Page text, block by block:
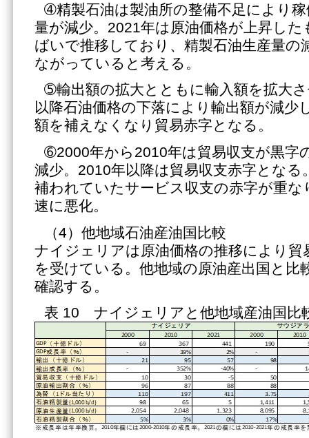
➃精製石油は製油所の整備不足により
量が減少。2021年は原油価格が上昇し
ばいで推移しており、精製石油生産量の
ながっていると考える。
➄輸出額の拡大とともに輸入額を拡大
以降石油価格の下落により輸出額が減少
額を補えなくなり貿易赤字となる。
➅2000年から2010年は貿易収支が黒字
減少。2010年以降は貿易収支赤字となる
補われていたサービス収支の赤字が重な
速に悪化。
（4）他地域石油産油国比較
ナイジェリアは原油価格の推移により貿
を受けている。他地域の原油産出国と比
確認する。
表 10 ナイジェリアと他地域産油国比